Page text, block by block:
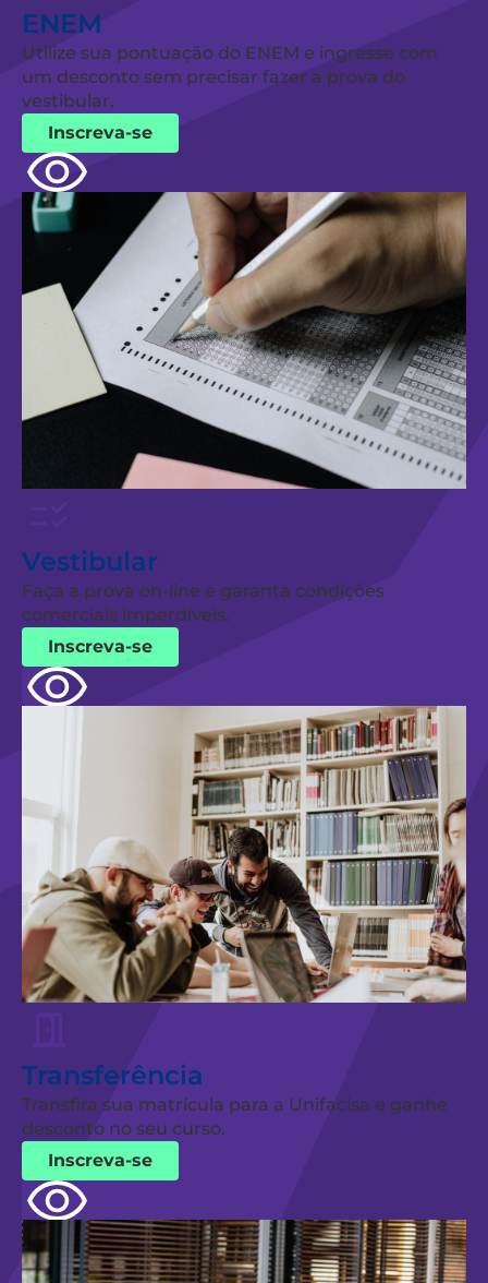
ENEM
Utilize sua pontuação do ENEM e ingresse com
um desconto sem precisar fazer a prova do
vestibular.
Inscreva-se
Vestibular
Faça a prova on-line e garanta condições
comerciais imperdíveis.
Inscreva-se
Transferência
Transfira sua matrícula para a Unifacisa e ganhe
desconto no seu curso.
Inscreva-se